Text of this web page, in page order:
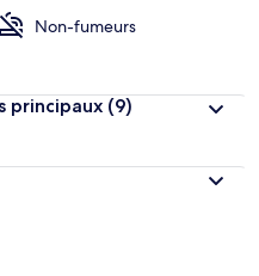
m
Non-fumeurs
principaux (9)